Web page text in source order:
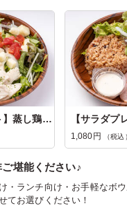
【サラダプレート】蒸し鶏×モッツ...
1,080円 （税込
堪能ください♪
・ランチ向け・お手軽なボ
てお選びください！